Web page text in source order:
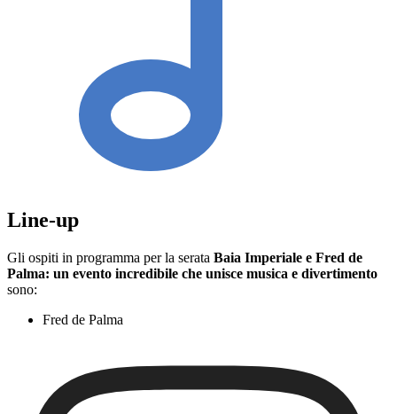
Line-up
Gli ospiti in programma per la serata Baia Imperiale e Fred de
Palma: un evento incredibile che unisce musica e divertimento
sono:
Fred de Palma